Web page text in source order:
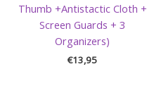
Thumb +Antistactic Cloth +
Screen Guards + 3
Organizers)
€13,95